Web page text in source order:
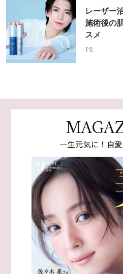
レーザー
施術後の
スメ
PR
一生元気に！自